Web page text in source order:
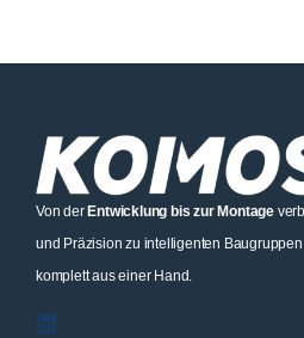
Von derEntwicklung bis zur Montage
und Präzision zu intelligenten
komplett aus einer Hand.